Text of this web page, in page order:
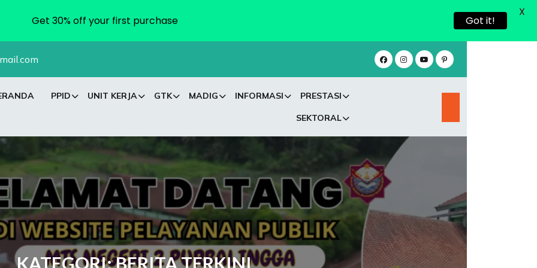
PPID UNIT KERJA GTK MADIG INFORMASI PRESTASI
SEKTORAL
KATEGORI:BERITA TERKINI
Get 30% off your first purchase Got it!
X